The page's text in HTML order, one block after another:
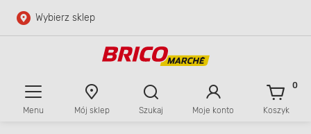
Przejdź do głównej zawartości
Wybierz sklep
Menu Mój sklep Szukaj Moje konto Koszyk
0